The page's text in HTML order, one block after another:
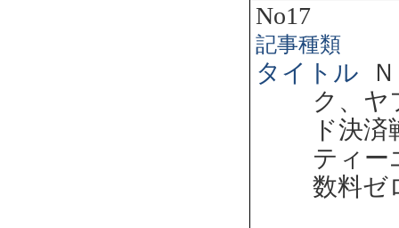
No17
記事種類
タイトル
ク、
ド決
ティー
数料ゼ